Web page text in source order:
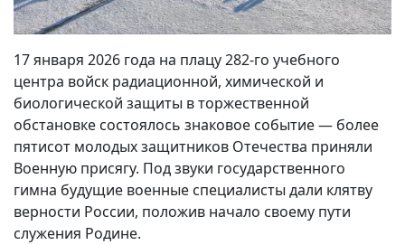
17 января 2026 года на плацу 282-го учебного
центра войск радиационной, химической и
биологической защиты в торжественной
обстановке состоялось знаковое событие — более
пятисот молодых защитников Отечества приняли
Военную присягу. Под звуки государственного
гимна будущие военные специалисты дали клятву
верности России, положив начало своему пути
служения Родине.